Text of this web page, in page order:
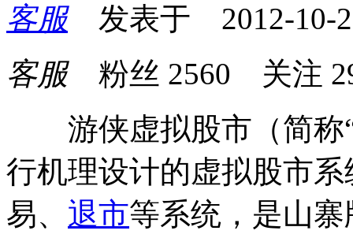
客服发表于 2012-10-
客服粉丝 2560 关注
游侠虚拟股市（简称“
行机理设计的虚拟股市
易、 退市等系统，是山